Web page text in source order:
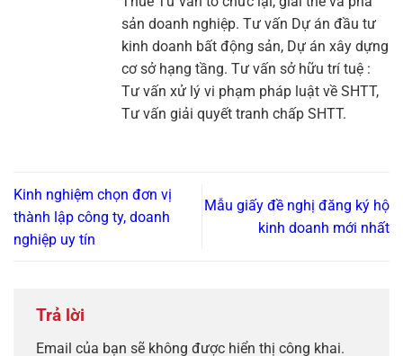
sản doanh nghiệp. Tư vấn Dự án đầu tư
kinh doanh bất động sản, Dự án xây dựng
cơ sở hạng tầng. Tư vấn sở hữu trí tuệ :
Tư vấn xử lý vi phạm pháp luật về SHTT,
Tư vấn giải quyết tranh chấp SHTT.
Kinh nghiệm chọn đơn vị
thành lập công ty, doanh
nghiệp uy tín
Mẫu giấy đề nghị đăng ký hộ
kinh doanh mới nhất
Trả lời
Email của bạn sẽ không được hiển thị công khai.